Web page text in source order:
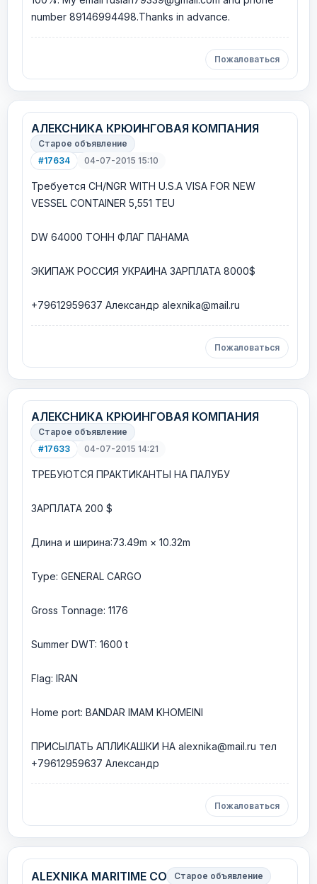
number 89146994498.Thanks in advance.
Пожаловаться
АЛЕКСНИКА КРЮИНГОВАЯ КОМПАНИЯ
Старое объявление
#17634
04-07-2015 15:10
Требуется CH/NGR WITH U.S.A VISA FOR NEW
VESSEL CONTAINER 5,551 TEU
DW 64000 ТОНН ФЛАГ ПАНАМА
ЭКИПАЖ РОССИЯ УКРАИНА ЗАРПЛАТА 8000$
+79612959637 Александр alexnika@mail.ru
Пожаловаться
АЛЕКСНИКА КРЮИНГОВАЯ КОМПАНИЯ
Старое объявление
#17633
04-07-2015 14:21
ТРЕБУЮТСЯ ПРАКТИКАНТЫ НА ПАЛУБУ
ЗАРПЛАТА 200 $
Длина и ширина:73.49m × 10.32m
Type: GENERAL CARGO
Gross Tonnage: 1176
Summer DWT: 1600 t
Flag: IRAN
Home port: BANDAR IMAM KHOMEINI
ПРИСЫЛАТЬ АПЛИКАШКИ НА alexnika@mail.ru тел
+79612959637 Александр
Пожаловаться
ALEXNIKA MARITIME CO
Старое объявление